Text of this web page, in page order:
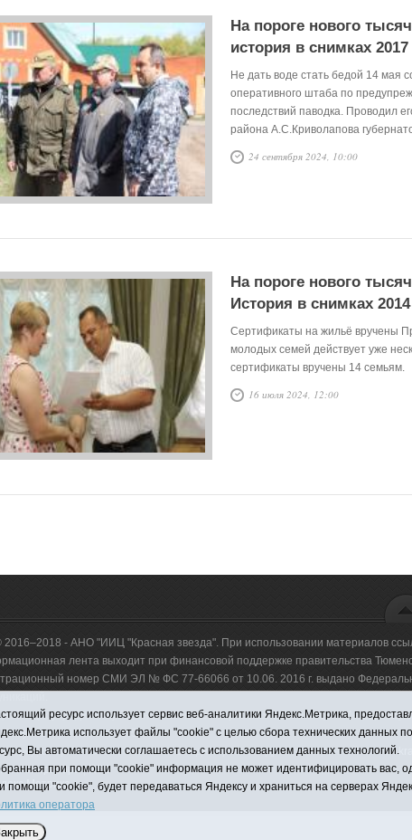
На пороге нового
история в снимках 2017
Не дать воде стать бедой 14 мая
оперативного штаба по
последствий паводка. Проводил
района А.С.Криволапова
В.В.Якушев.
24 сентября 2024, 10:00
На пороге нового
История в снимках
Сертификаты на жильё вручены
молодых семей действует уже
сертификаты вручены 14 семьям.
16 июля 2024, 12:00
2016–2018 - АНО "ИИЦ "Красная звезда". При использовании материалов
лента выходит при финансовой поддержке правительства
номер СМИ ЭЛ № ФС 77-66066 от 10.06. 2016 г. выдано
(соучредители) Автономная некоммерческая организация
Викулово, ул. Ленина, д. 5).
редактор Антюхова Светлана Владимировна. Адрес электронной почты:
оператора|RSS
ресурс использует сервис веб-аналитики Яндекс.Метрика,
использует файлы "cookie" с целью сбора технических данных
Вы автоматически соглашаетесь с использованием данных технологий.
при помощи "cookie" информация не может идентифицировать вас,
помощи "cookie", будет передаваться Яндексу и храниться на серверах
оператора